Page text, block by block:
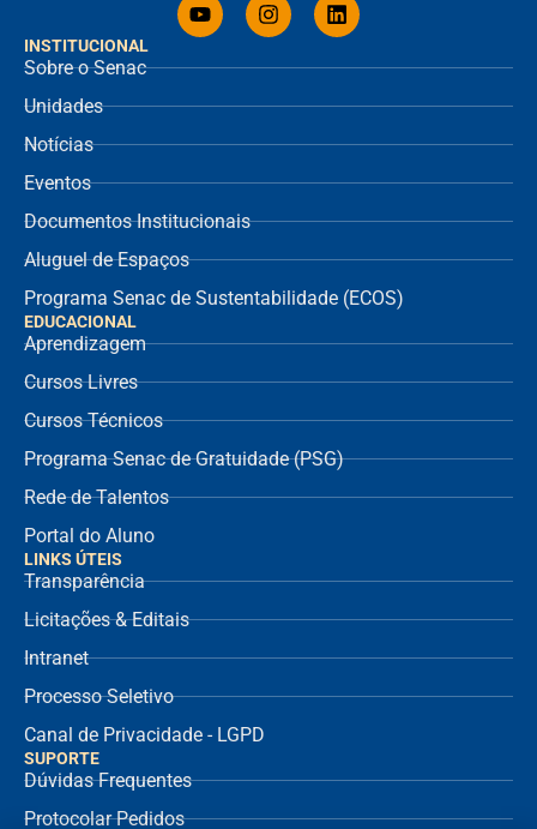
INSTITUCIONAL
Sobre o Senac
Unidades
Notícias
Eventos
Documentos Institucionais
Aluguel de Espaços
Programa Senac de Sustentabilidade (ECOS)
EDUCACIONAL
Aprendizagem
Cursos Livres
Cursos Técnicos
Programa Senac de Gratuidade (PSG)
Rede de Talentos
Portal do Aluno
LINKS ÚTEIS
Transparência
Licitações & Editais
Intranet
Processo Seletivo
Canal de Privacidade - LGPD
SUPORTE
Dúvidas Frequentes
Protocolar Pedidos